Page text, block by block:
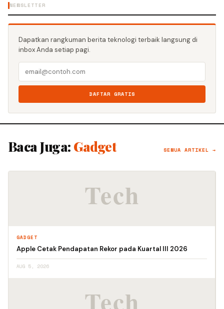
NEWSLETTER
Dapatkan rangkuman berita teknologi terbaik langsung di
inbox Anda setiap pagi.
DAFTAR GRATIS
Baca Juga: Gadget SEMUA ARTIKEL →
GADGET
Apple Cetak Pendapatan Rekor pada Kuartal III 2026
AUG 5, 2026